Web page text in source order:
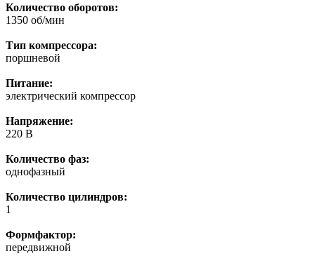
Количество оборотов:
1350 об/мин
Тип компрессора:
поршневой
Питание:
электрический компрессор
Напряжение:
220 В
Количество фаз:
однофазный
Количество цилиндров:
1
Формфактор:
передвижной